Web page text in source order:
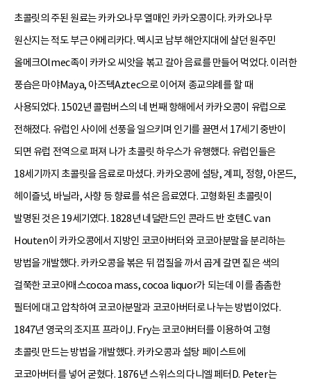
초콜릿의 주된 원료는 카카오나무 열매인 카카오콩이다. 카카오나무
원산지는 적도 부근 아메리카다. 멕시코 남부 해안지대에 살던 원주민
올메크Olmec족이 카카오 씨앗을 볶고 갈아 음료를 만들어 먹었다. 이러한
풍습은 마야Maya, 아즈텍Aztec으로 이어져 종교의례를 할 때
사용되었다. 1502년 콜럼버스의 네 번째 항해에서 카카오콩이 유럽으로
전해졌다. 유럽인 사이에 선풍을 일으키며 인기를 끌면서 17세기 중반이
되면 유럽 전역으로 퍼져 나가 초콜릿 하우스가 유행했다. 유럽인들은
18세기까지 초콜릿을 음료로 마셨다. 카카오콩에 설탕, 계피, 정향, 아몬드,
헤이즐넛, 바닐라, 사향 등 향료를 섞은 음료였다. 고형화된 초콜릿이
발명된 것은 19세기였다. 1828년 네덜란드인 콘라드 반 호텐C. van
Houten이 카카오콩에서 지방인 코코아버터와 코코아분말을 분리하는
방법을 개발했다. 카카오콩을 볶은 뒤 껍질을 까서 곱게 갈면 짙은 색의
걸쭉한 코코아매스cocoa mass, cocoa liquor가 되는데 이를 촘촘한
필터에 대고 압착하여 코코아분말과 코코아버터로 나누는 방법이었다.
1847년 영국의 조지프 프라이J. Fry는 코코아버터를 이용하여 고형
초콜릿 만드는 방법을 개발했다. 카카오콩과 설탕 페이스트에
코코아버터를 넣어 굳혔다. 1876년 스위스의 다니엘 페터D. Peter는